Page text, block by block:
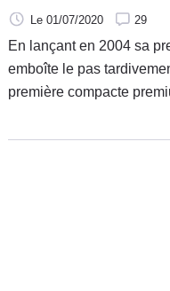
Moto
Marques
Le 01/07/2020 29
En lançant en 2004 sa
emboîte le pas
première compacte
c'est le lancement de la